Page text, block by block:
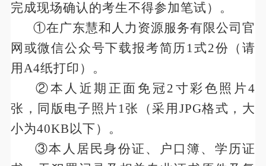
完成现场确认的考生不得参加笔试）。
①在广东慧和人力资源服务有限公司官
网或微信公众号下载报考简历1式2份（请
用A4纸打印）。
②本人近期正面免冠2寸彩色照片4
张，同版电子照片1张（采用JPG格式，大
小为40KB以下）。
③本人居民身份证、户口簿、学历证